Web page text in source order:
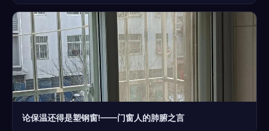
论保温还得是塑钢窗!——门窗人的肺腑之言